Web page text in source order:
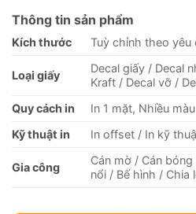
Thông tin sản phẩm
Kích thước Tuỳ chỉnh theo yêu
Loại giấy
Decal giấy / Decal
Kraft / Decal vỡ /
Quy cách in
In 1 mặt, Nhiều màu
Kỹ thuật in
In offset / In kỹ
Gia công
Cán mờ / Cán
nổi / Bế hình / Chia